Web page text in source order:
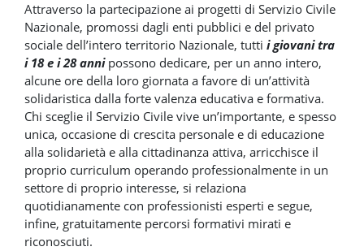
Attraverso la partecipazione ai progetti di Servizio Civile
Nazionale, promossi dagli enti pubblici e del privato
sociale dell’intero territorio Nazionale, tutti i giovani tra
i 18 e i 28 annipossono dedicare, per un anno intero,
alcune ore della loro giornata a favore di un’attività
solidaristica dalla forte valenza educativa e formativa.
Chi sceglie il Servizio Civile vive un’importante, e spesso
unica, occasione di crescita personale e di educazione
alla solidarietà e alla cittadinanza attiva, arricchisce il
proprio curriculum operando professionalmente in un
settore di proprio interesse, si relaziona
quotidianamente con professionisti esperti e segue,
infine, gratuitamente percorsi formativi mirati e
riconosciuti.